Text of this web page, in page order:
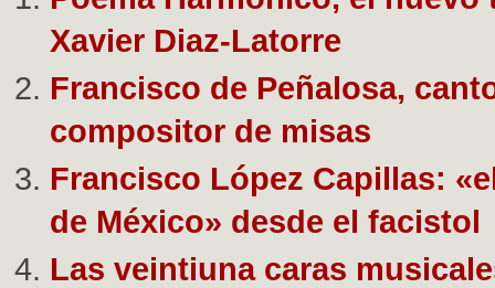
Xavier Diaz-Latorre
Francisco de Peñalosa,
compositor de misas
Francisco López Capillas:
de México» desde el facistol
Las veintiuna caras